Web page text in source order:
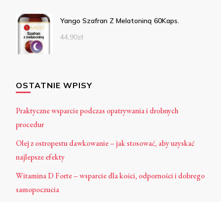
Yango Szafran Z Melatoniną 60Kaps.
44,90zł
OSTATNIE WPISY
Praktyczne wsparcie podczas opatrywania i drobnych
procedur
Olej z ostropestu dawkowanie – jak stosować, aby uzyskać
najlepsze efekty
Witamina D Forte – wsparcie dla kości, odporności i dobrego
samopoczucia